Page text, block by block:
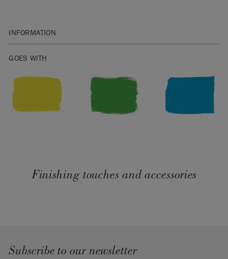
INFORMATION
GOES WITH
Finishing touches and accessories
Subscribe to our newsletter